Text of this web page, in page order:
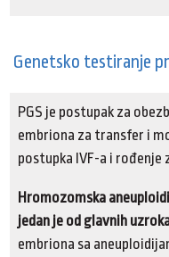
Genetsko testiranje
PGS je postupak za
embriona za transfer i
postupka IVF-a i
Hromozomska
jedan je od glavnih
embriona sa